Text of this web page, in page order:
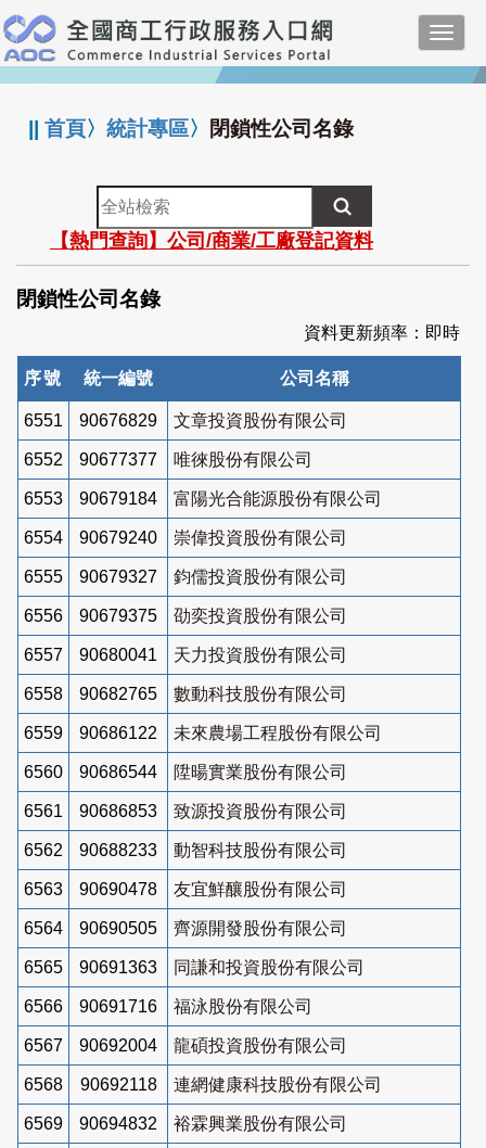
跳
到
主
要
:::
||首頁〉統計專區〉 閉鎖性公司名錄
全
站
檢
索
【熱門查詢】公司/商業/工廠登記資料
閉鎖性公司名錄
資料更新頻率：即時
序號 統一編號 公司名稱
6551 90676829 文章投資股份有限公司
6552 90677377 唯徠股份有限公司
6553 90679184 富陽光合能源股份有限公司
6554 90679240 崇偉投資股份有限公司
6555 90679327 鈞儒投資股份有限公司
6556 90679375 劭奕投資股份有限公司
6557 90680041 天力投資股份有限公司
6558 90682765 數動科技股份有限公司
6559 90686122 未來農場工程股份有限公司
6560 90686544 陞暘實業股份有限公司
6561 90686853 致源投資股份有限公司
6562 90688233 動智科技股份有限公司
6563 90690478 友宜鮮釀股份有限公司
6564 90690505 齊源開發股份有限公司
6565 90691363 同謙和投資股份有限公司
6566 90691716 福泳股份有限公司
6567 90692004 龍碩投資股份有限公司
6568 90692118 連網健康科技股份有限公司
6569 90694832 裕霖興業股份有限公司